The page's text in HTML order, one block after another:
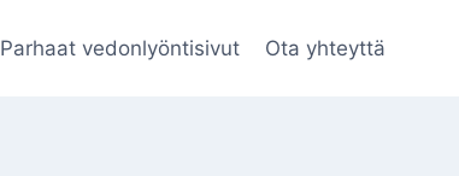
Parhaat vedonlyöntisivut Ota yhteyttä